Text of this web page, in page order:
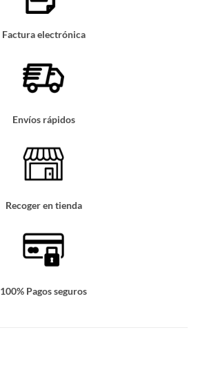
Factura electrónica
Envíos rápidos
Recoger en tienda
100% Pagos seguros